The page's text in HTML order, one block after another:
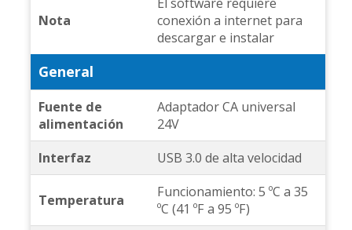
Nota
El software requiere
conexión a internet para
descargar e instalar
General
Fuente de
alimentación
Adaptador CA universal
24V
Interfaz
USB 3.0 de alta velocidad
Temperatura
Funcionamiento: 5 ºC a 35
ºC (41 ºF a 95 ºF)